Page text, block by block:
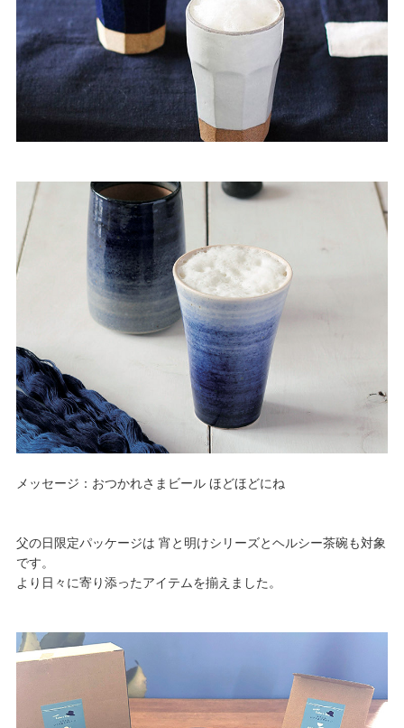
メッセージ：おつかれさまビール ほどほどにね
父の日限定パッケージは 宵と明けシリーズとヘルシー茶碗も対象
です。
より日々に寄り添ったアイテムを揃えました。